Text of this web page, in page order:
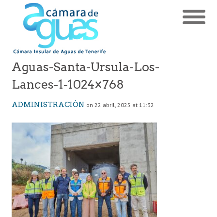
Aguas-Santa-Ursula-Los-
Lances-1-1024×768
ADMINISTRACIÓN on 22 abril, 2025 at 11:32